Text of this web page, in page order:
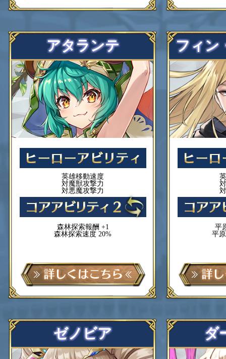
アタランテ
英雄移動速度
対魔獣攻撃力
対悪魔攻撃力
森林探索報酬 +1
森林探索速度 20%
フィン
平
平
ゼノビア ダ